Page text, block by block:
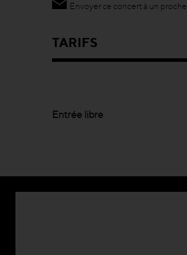
Envoyer ce concert à un proche
TARIFS
Entrée libre